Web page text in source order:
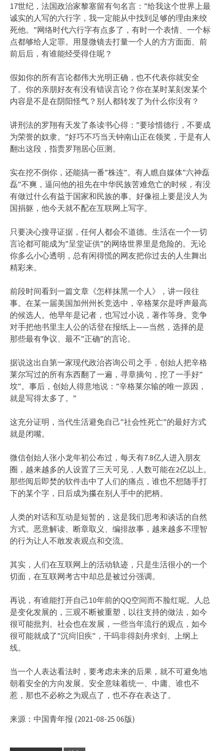
17世纪，法国政治家黎塞留有句名言：”给我这个世界上最
诚实的人写的六行字，我一定能从中找到足够的理由来绞
死他。”网络时代六行字有点多了，有时一个表情、一个标
点都够给人定罪。用显微镜去打量一个人的方方面面、前
前后后，有谁能经受得住呢？
假如你的所有言论都伟大光明正确，也不代表你就安全
了。你的亲朋好友有没有错误言论？你在某时某刻发某个
内容是不是在阴阳怪气？别人都转发了为什么你没有？
讲刑法的罗翔有天发了条读书心得：”要珍惜德行，不要成
为荣誉的奴隶。”好巧不巧当天钟南山正在领奖，于是有人
翻出这段，指责罗翔居心叵测。
实在挖不倒你，还能搞一番”株连”。有人瞧自媒体”六神磊
磊”不爽，逼问他的祖先在中华民族苦难危亡的时候，有没
有做过什么有益于国家和民族的事。好像祖上要是没人为
国捐躯，他今天就不配在互联网上写字。
只要决心搜寻证据，任何人都会不道德。生活在一个一切
言论都可能成为”呈堂证供”的网络世界里是危险的。无论
你多么小心透明，总有闲得慌的网友把你过去的人生舞出
精彩来。
前段时间看到一篇文章《怎样抹黑一个人》，讲一段往
事。在某一届美国加州州长竞选中，辛格莱尔是呼声最高
的候选人。他早年是记者，也写过小说，著作等身。竞争
对手把他书里主人公的话登在报纸上——当然，选择的是
那些最有争议、最不”正确”的言论。
据说这出自第一家现代政治咨询公司之手，创始人把辛格
莱尔写过的所有东西翻了一遍，寻章摘句，挖了一手好”
坟”。事后，创始人得意地说：”辛格莱尔输的唯一原因，
就是写得太多了。”
这充分证明，当代生活避免自己”社会性死亡”的最好方式
就是闭嘴。
微信创始人张小龙年初公布过，每天有7.8亿人进入朋友
圈，越来越多的人设置了三天可见，人数可能在2亿以上。
那些阅后即焚的软件击中了人们的痛点，谁也不想随手打
下的某个字，日后成为攥在别人手中的把柄。
人类的对话和互动是短暂的，这是我们思考和谈话的自然
方式。恶意解读、断章取义、编排故事，越来越多不理智
的行为让人不敢发表观点和交流。
其实，人们在互联网上的活动轨迹，只是生活很小的一个
切面，在互联网考古中却总是被过分强调。
再说，有谁能打开自己10年前的QQ空间而不脸红呢。人总
是变化发展的，三观不断被重塑，以往支持的做法，如今
很可能批判。社会也在发展，一些当年流行的观点，如今
很可能就成了”沉疴旧疾”，干吗非得刻舟求剑、上纲上
线。
当一个人表达看法时，要考虑未来的后果，就不可避免地
朝着安全的方向发展。安全意味着统一、中庸、谁也不
惹，那也不必称之为观点了，也不存在表达了。
来源：中国青年报 (2021-08-25 06版)